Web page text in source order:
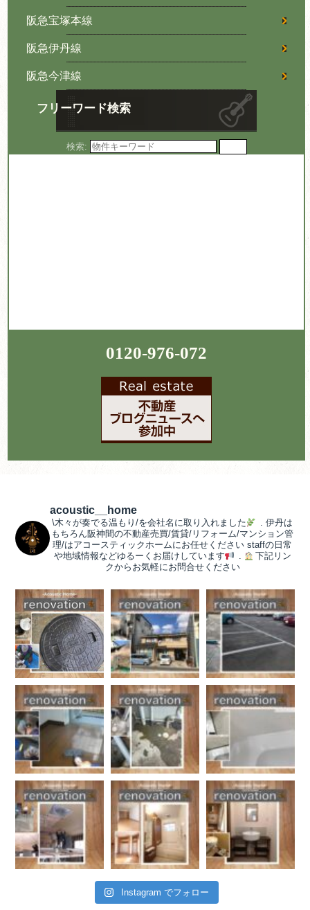
阪急宝塚本線
阪急伊丹線
阪急今津線
フリーワード検索
検索:
0120-976-072
acoustic__home
\木々が奏でる温もり/を会社名に取り入れました . 伊丹は
もちろん阪神間の不動産売買/賃貸/リフォーム/マンション管
理/はアコースティックホームにお任せください staffの日常
や地域情報などゆるーくお届けしています
.
下記リン
クからお気軽にお問合せください
Instagram でフォロー